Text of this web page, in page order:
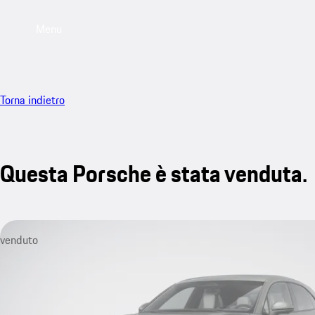
Torna indietro
Questa Porsche è stata venduta.
venduto